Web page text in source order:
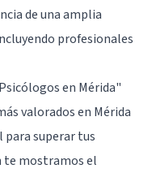
de una amplia
profesionales
en Mérida"
valorados en Mérida
para superar tus
te mostramos el